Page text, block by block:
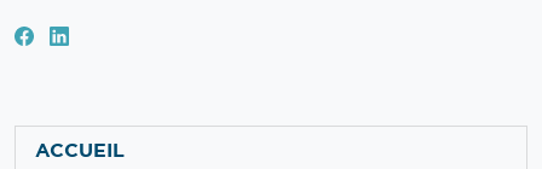
ACCUEIL